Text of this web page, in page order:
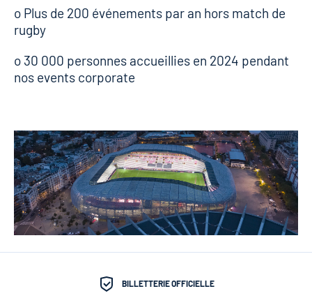
o Plus de 200 événements par an hors match de
rugby
o 30 000 personnes accueillies en 2024 pendant
nos events corporate
BILLETTERIE OFFICIELLE